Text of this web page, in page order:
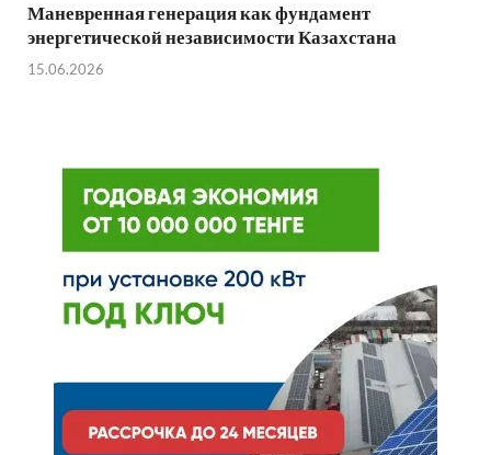
Маневренная генерация как фундамент
энергетической независимости Казахстана
15.06.2026